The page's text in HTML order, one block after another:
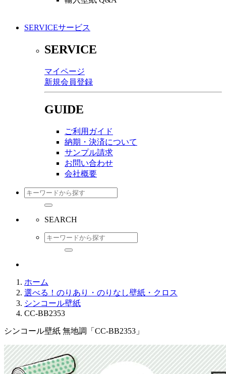
SERVICEサービス
SERVICE
マイページ
新規会員登録
GUIDE
ご利用ガイド
納期・決済について
サンプル請求
お問い合わせ
会社概要
SEARCH
ホーム
選べる！のりあり・のりなし壁紙・クロス
シンコール壁紙
CC-BB2353
シンコール壁紙 無地調「CC-BB2353」